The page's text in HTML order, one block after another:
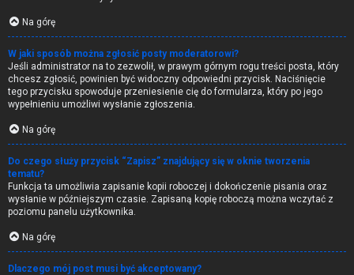
Na górę
W jaki sposób można zgłosić posty moderatorowi?
Jeśli administrator na to zezwolił, w prawym górnym rogu treści posta, który
chcesz zgłosić, powinien być widoczny odpowiedni przycisk. Naciśnięcie
tego przycisku spowoduje przeniesienie cię do formularza, który po jego
wypełnieniu umożliwi wysłanie zgłoszenia.
Na górę
Do czego służy przycisk “Zapisz” znajdujący się w oknie tworzenia
tematu?
Funkcja ta umożliwia zapisanie kopii roboczej i dokończenie pisania oraz
wysłanie w późniejszym czasie. Zapisaną kopię roboczą można wczytać z
poziomu panelu użytkownika.
Na górę
Dlaczego mój post musi być akceptowany?